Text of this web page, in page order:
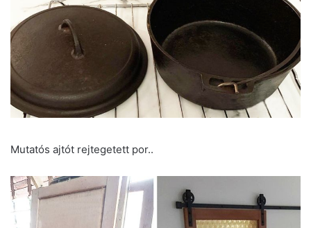
Mutatós ajtót rejtegetett por..